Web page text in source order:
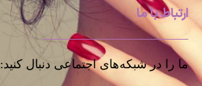
ارتباط با ما
ما را در شبکه‌های اجتماعی دنبال کنید: